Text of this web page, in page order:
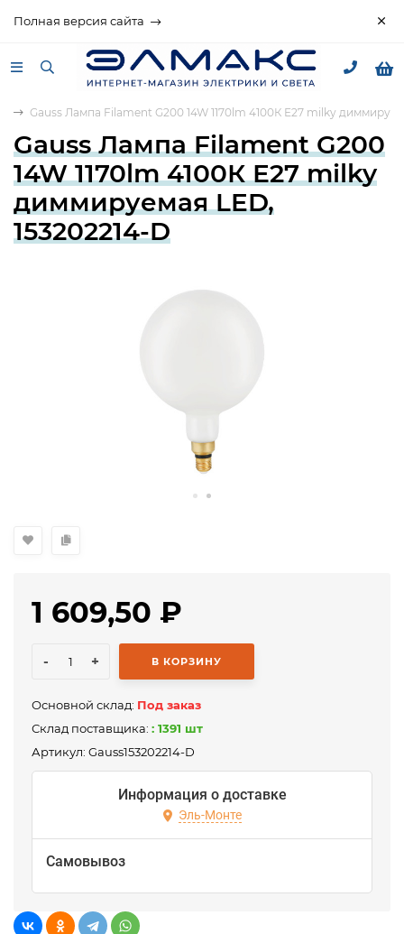
Полная версия сайта
Gauss Лампа Filament G200 14W 1170lm 4100К Е27 milky
Gauss Лампа Filament G200
14W 1170lm 4100К Е27 milky
диммируемая LED,
153202214-D
1 609,50 ₽
- + В КОРЗИНУ
Основной склад: Под заказ
Склад поставщика: : 1391 шт
Артикул: Gauss153202214-D
Информация о доставке
Эль-Монте
Самовывоз